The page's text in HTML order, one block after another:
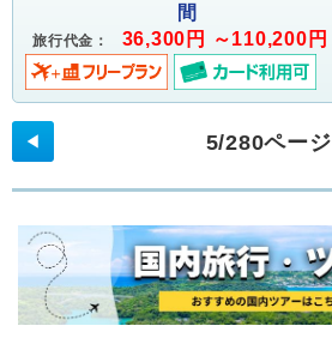
間
旅行代金： 36,300円 ～110,200円
5/280ページ
◀